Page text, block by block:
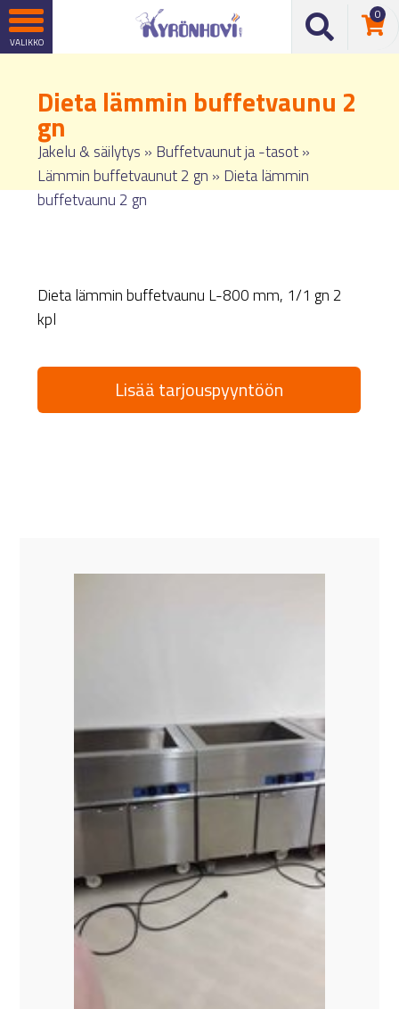
0
Dieta lämmin buffetvaunu 2
gn
Jakelu & säilytys » Buffetvaunut ja -tasot»
Lämmin buffetvaunut 2 gn » Dieta lämmin
buffetvaunu 2 gn
Dieta lämmin buffetvaunu L-800 mm, 1/1 gn 2
kpl
Lisää tarjouspyyntöön